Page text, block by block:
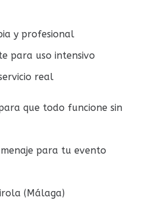
y profesional
para uso intensivo
real
que todo funcione sin
para tu evento
(Málaga)